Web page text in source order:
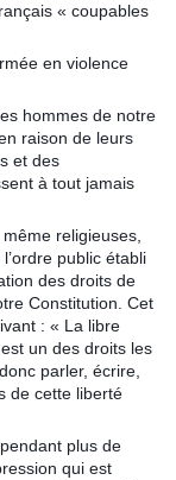
« coupables
en violence
hommes de notre
raison de leurs
et des
à tout jamais
religieuses,
public établi
des droits de
Constitution. Cet
: « La libre
un des droits les
parler, écrire,
de cette liberté
plus de
qui est